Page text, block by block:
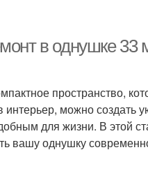
в однушке
пространство,
интерьер, можно создать
для жизни. В этой
вашу однушку